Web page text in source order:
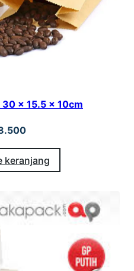
30 x 15.5 x 10cm
keranjang